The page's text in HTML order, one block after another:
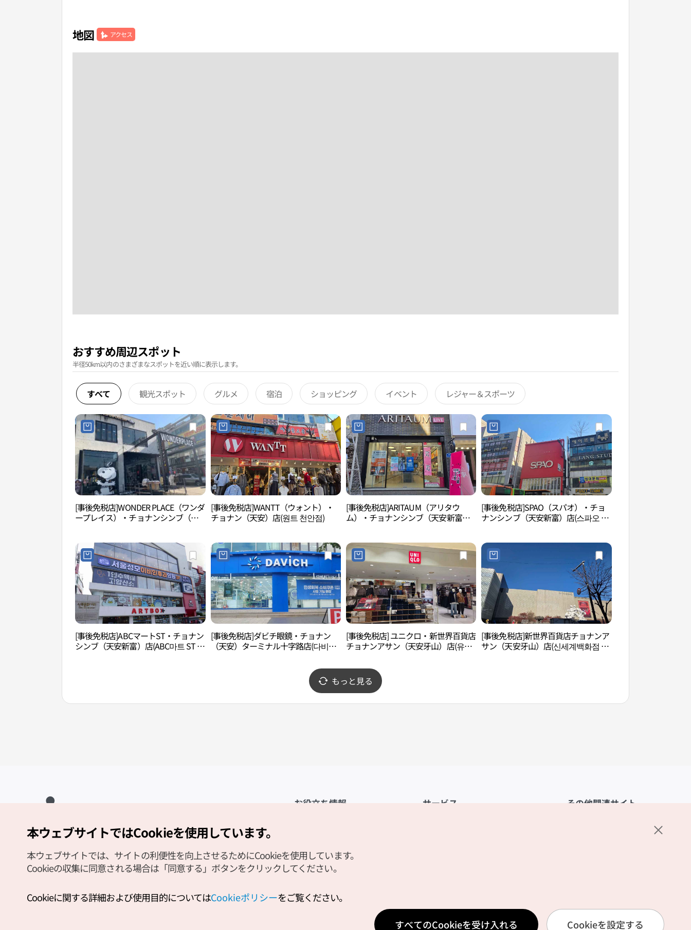
地図 アクセス
おすすめ周辺スポット
半径50km以内のさまざまなスポットを近い順に表示します。
すべて 観光スポット グルメ 宿泊 ショッピング イベント レジャー＆スポーツ
[事後免税店]WONDER PLACE（ワンダ
ープレイス）・チョナンシンブ（天
[事後免税店]WANTT（ウォント）・
チョナン（天安）店(원트 천안점)
[事後免税店]ARITAUM（アリタウ
ム）・チョナンシンブ（天安新富）
[事後免税店]SPAO（スパオ）・チョ
ナンシンブ（天安新富）店(스파오 천
[事後免税店]ABCマートST・チョナン
シンブ（天安新富）店(ABC마트 ST 천
[事後免税店]ダビチ眼鏡・チョナン
（天安）ターミナル十字路店(다비치
[事後免税店] ユニクロ・新世界百貨店
チョナンアサン（天安牙山）店(유니
[事後免税店]新世界百貨店チョナンア
サン（天安牙山）店(신세계백화점 천
もっと見る
お役立ち情報
観光資料ダウンロード
デジタルブック／電子書籍
Odii
サービス
位置情報サービス利用規約
個人位置情報取扱いポリシー
その他関連サイト
Copyright (c) Korea Tourism Organization All Rights Reserved.
サイトエラー報告
公式メール
本ウェブサイトではCookieを使用しています。
本ウェブサイトでは、サイトの利便性を向上させるためにCookieを使用しています。
Cookieの収集に同意される場合は「同意する」ボタンをクリックしてください。
Cookieに関する詳細および使用目的についてはCookieポリシーをご覧ください。
すべてのCookieを受け入れる Cookieを設定する